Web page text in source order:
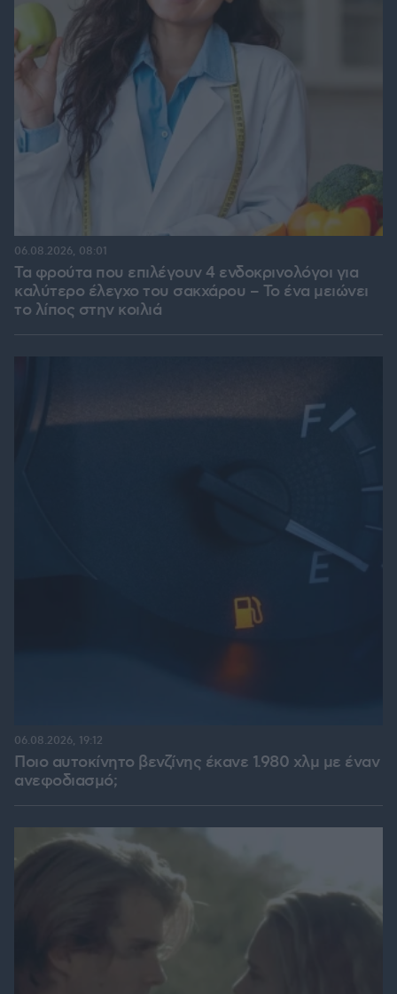
Τα φρούτα που επιλέγουν 4 ενδοκρινολόγοι για
καλύτερο έλεγχο του σακχάρου – Το ένα μειώνει
το λίπος στην κοιλιά
06.08.2026, 08:01
Ποιο αυτοκίνητο βενζίνης έκανε 1.980 χλμ με έναν
ανεφοδιασμό;
06.08.2026, 19:12